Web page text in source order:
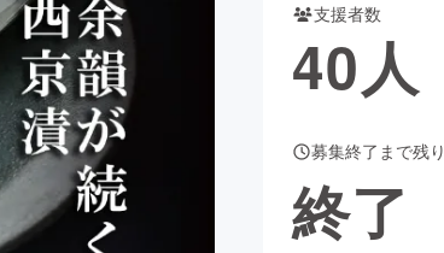
ビューティー・ヘルスケア
for Social Good
ふるさと納税machi-ya
支援者数
40人
募集終了まで残り
終了